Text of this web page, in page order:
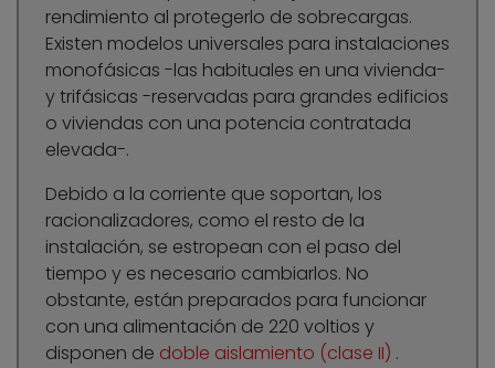
rendimiento al protegerlo de sobrecargas.
Existen modelos universales para instalaciones
monofásicas -las habituales en una vivienda-
y trifásicas -reservadas para grandes edificios
o viviendas con una potencia contratada
elevada-.
Debido a la corriente que soportan, los
racionalizadores, como el resto de la
instalación, se estropean con el paso del
tiempo y es necesario cambiarlos. No
obstante, están preparados para funcionar
con una alimentación de 220 voltios y
disponen de doble aislamiento (clase II) .